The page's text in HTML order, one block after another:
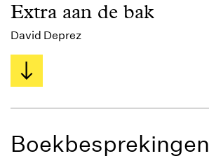
Extra aan de bak
David Deprez
Boekbesprekingen